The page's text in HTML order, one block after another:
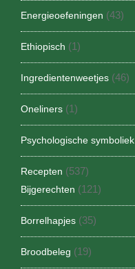
Energieoefeningen (43)
Ethiopisch (1)
Ingredientenweetjes (46)
Oneliners (1)
Psychologische symboliek
Recepten (537)
Bijgerechten (121)
Borrelhapjes (35)
Broodbeleg (19)